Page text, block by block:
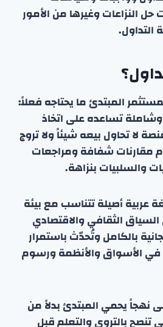
حل النزاعات وغيرها من الأمور
التداول.
المبتدئ ما يحتاجه فعلاً:
تساعده على اتخاذ
لا تحاول بيعه شيئاً ولا تروج
مقارنات شفافة ومراجعات
والسلبيات بنزاهة.
عربية أصيلة تتناسب مع بيئة
السياق الثقافي والاقتصادي
بالكامل وتُحدّث باستمرار
في الأسواق والأنظمة ورسوم
نهجاً يحمي المبتدئ بدلاً من
بالتروي والتعلم قبل